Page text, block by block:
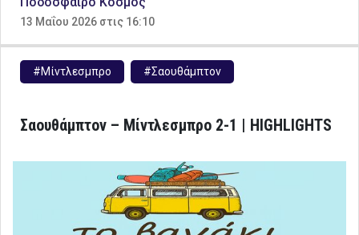
13 Μαΐου 2026 στις 16:10
#Μίντλεσμπρο #Σαουθάμπτον
Σαουθάμπτον – Μίντλεσμπρο 2-1 | HIGHLIGHTS